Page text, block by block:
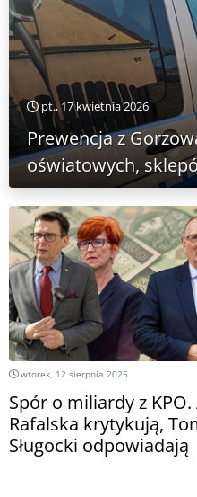
pt., 17 kwietnia 2026
Prewencja z
oświatowych,
wtorek, 12 sierpnia 2025
Spór o miliardy z KPO.
Rafalska krytykują,
Sługocki odpowiadają